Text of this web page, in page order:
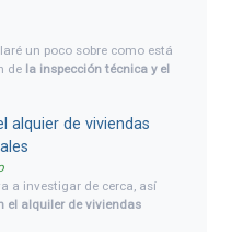
un poco sobre como está
de la inspección técnica y el
Y daremos una visión global
cosa, inspección técnica
e informe de evaluación
y cuando es necesario
como las ayudas pevistas
alquier de viviendas
a investigar de cerca, así
el alquiler de viviendas